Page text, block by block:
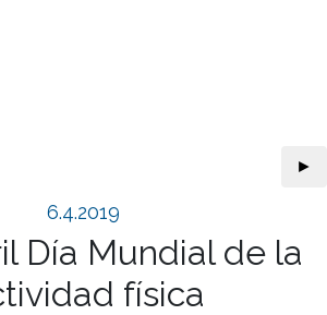
►
6.4.2019
Día Mundial de la
física